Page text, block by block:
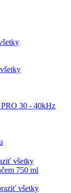
všetky
všetky